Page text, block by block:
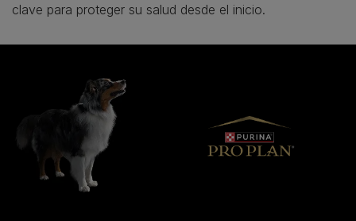
clave para proteger su salud desde el inicio.